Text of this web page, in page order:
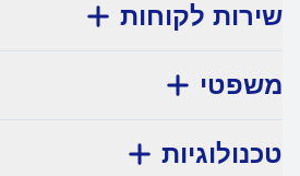
שירות לקוחות
משפטי
טכנולוגיות